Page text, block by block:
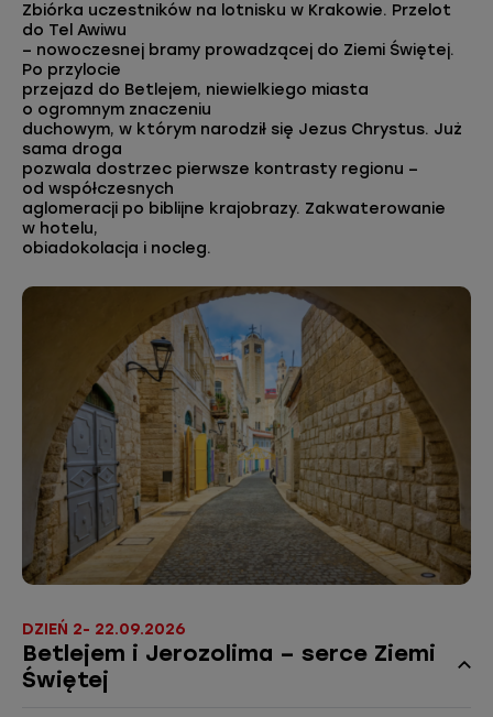
Zbiórka uczestników na lotnisku w Krakowie. Przelot
do Tel Awiwu
– nowoczesnej bramy prowadzącej do Ziemi Świętej.
Po przylocie
przejazd do Betlejem, niewielkiego miasta
o ogromnym znaczeniu
duchowym, w którym narodził się Jezus Chrystus. Już
sama droga
pozwala dostrzec pierwsze kontrasty regionu –
od współczesnych
aglomeracji po biblijne krajobrazy. Zakwaterowanie
w hotelu,
obiadokolacja i nocleg.
DZIEŃ 2- 22.09.2026
Betlejem i Jerozolima – serce Ziemi
Świętej